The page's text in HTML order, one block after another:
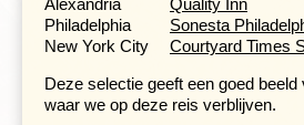
Een wandeling langs de 'Honky
Philadelphia
Sonesta
New York City
Courtyard Times
Deze selectie geeft een goed beeld
waar we op deze reis verblijven.